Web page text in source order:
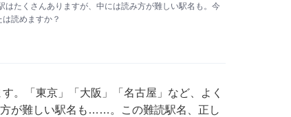
たくさんありますが、中には読み方が難しい駅名も。今
読めますか？
。「東京」「大阪」「名古屋」など、よく
が難しい駅名も……。この難読駅名、正し